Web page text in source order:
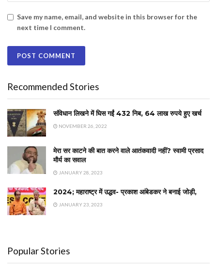
Save my name, email, and website in this browser for the
next time I comment.
Recommended Stories
संविधान लिखने में घिस गईं 432 निब, 64 लाख रुपये हुए खर्च
NOVEMBER 26, 2022
मेरा सर काटने की बात करने वाले आतंकवादी नहीं? स्वामी प्रसाद
मौर्य का सवाल
JANUARY 28, 2023
2024; महाराष्ट्र में उद्धव- प्रकाश आंबेडकर ने बनाई जोड़ी,
JANUARY 23, 2023
Popular Stories